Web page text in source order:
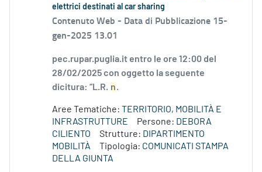
elettrici destinati al car sharing
Contenuto Web - Data di Pubblicazione 15-
gen-2025 13.01
pec.rupar.puglia.it entro le ore 12:00 del
28/02/2025 con oggetto la seguente
dicitura: “L.R. n.
Aree Tematiche: TERRITORIO, MOBILITÀ E
INFRASTRUTTURE
Persone: DEBORA
CILIENTO
Strutture: DIPARTIMENTO
MOBILITÀ
Tipologia: COMUNICATI STAMPA
DELLA GIUNTA